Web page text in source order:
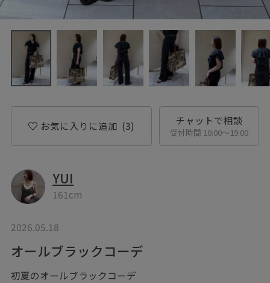
お気に入りに追加 (3) チャットで相談
受付時間 10:00〜19:00
YUI
161cm
2026.05.18
オールブラックコーデ
初夏のオールブラックコーデ